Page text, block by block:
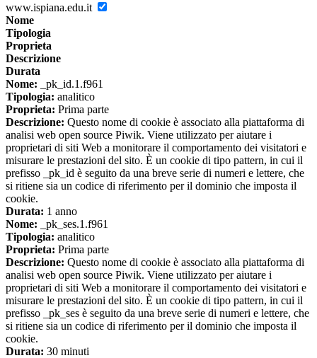
www.ispiana.edu.it
Nome
Tipologia
Proprieta
Descrizione
Durata
Nome: _pk_id.1.f961
Tipologia: analitico
Proprieta: Prima parte
Descrizione: Questo nome di cookie è associato alla piattaforma di
analisi web open source Piwik. Viene utilizzato per aiutare i
proprietari di siti Web a monitorare il comportamento dei visitatori e
misurare le prestazioni del sito. È un cookie di tipo pattern, in cui il
prefisso _pk_id è seguito da una breve serie di numeri e lettere, che
si ritiene sia un codice di riferimento per il dominio che imposta il
cookie.
Durata: 1 anno
Nome: _pk_ses.1.f961
Tipologia: analitico
Proprieta: Prima parte
Descrizione: Questo nome di cookie è associato alla piattaforma di
analisi web open source Piwik. Viene utilizzato per aiutare i
proprietari di siti Web a monitorare il comportamento dei visitatori e
misurare le prestazioni del sito. È un cookie di tipo pattern, in cui il
prefisso _pk_ses è seguito da una breve serie di numeri e lettere, che
si ritiene sia un codice di riferimento per il dominio che imposta il
cookie.
Durata: 30 minuti